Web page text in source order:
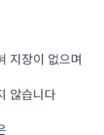
지장이 없으며
않습니다